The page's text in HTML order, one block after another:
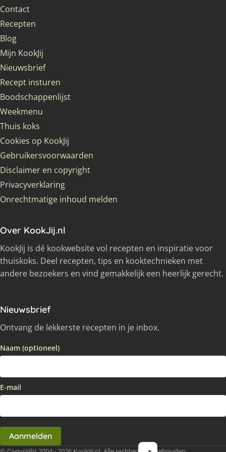
Contact
Recepten
Blog
Mijn KookJij
Nieuwsbrief
Recept insturen
Boodschappenlijst
Weekmenu
Thuis koks
Cookies op KookJij
Gebruikersvoorwaarden
Disclaimer en copyright
Privacyverklaring
Onrechtmatige inhoud melden
Over KookJij.nl
KookJij is dé kookwebsite vol recepten en inspiratie voor
thuiskoks. Deel recepten, tips en kooktechnieken met
andere bezoekers en vind gemakkelijk een heerlijk gerecht.
Nieuwsbrief
Ontvang de lekkerste recepten in je inbox.
Naam (optioneel)
E-mail
Aanmelden